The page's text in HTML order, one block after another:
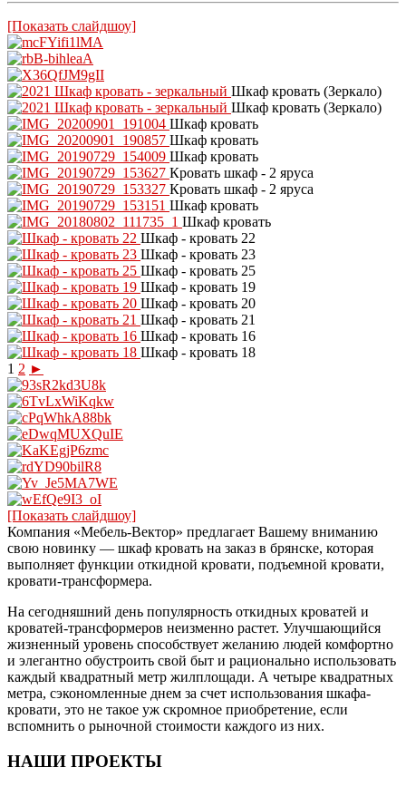
[Показать слайдшоу]
Шкаф кровать (Зеркало)
Шкаф кровать (Зеркало)
Шкаф кровать
Шкаф кровать
Шкаф кровать
Кровать шкаф - 2 яруса
Кровать шкаф - 2 яруса
Шкаф кровать
Шкаф кровать
Шкаф - кровать 22
Шкаф - кровать 23
Шкаф - кровать 25
Шкаф - кровать 19
Шкаф - кровать 20
Шкаф - кровать 21
Шкаф - кровать 16
Шкаф - кровать 18
1 2 ►
[Показать слайдшоу]
Компания «Мебель-Вектор» предлагает Вашему вниманию
свою новинку — шкаф кровать на заказ в брянске, которая
выполняет функции откидной кровати, подъемной кровати,
кровати-трансформера.
На сегодняшний день популярность откидных кроватей и
кроватей-трансформеров неизменно растет. Улучшающийся
жизненный уровень способствует желанию людей комфортно
и элегантно обустроить свой быт и рационально использовать
каждый квадратный метр жилплощади. А четыре квадратных
метра, сэкономленные днем за счет использования шкафа-
кровати, это не такое уж скромное приобретение, если
вспомнить о рыночной стоимости каждого из них.
НАШИ ПРОЕКТЫ